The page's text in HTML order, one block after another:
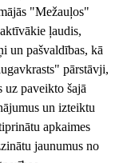
"Mežauļos"
ļaudis,
un pašvaldības, kā
pārstāvji,
uz paveikto šajā
un izteiktu
apkaimes
jaunumus no